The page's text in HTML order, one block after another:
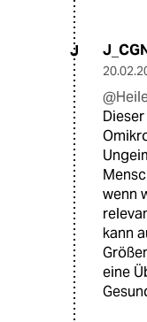
J
wenn
kann
eine